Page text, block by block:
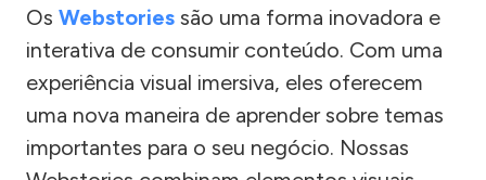
Os Webstories são uma forma inovadora e
interativa de consumir conteúdo. Com uma
experiência visual imersiva, eles oferecem
uma nova maneira de aprender sobre temas
importantes para o seu negócio. Nossas